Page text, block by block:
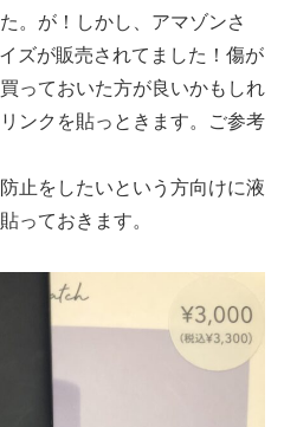
。が！しかし、アマゾンさ
ズが販売されてました！傷が
っておいた方が良いかもしれ
ンクを貼っときます。ご参考
止をしたいという方向けに液
っておきます。